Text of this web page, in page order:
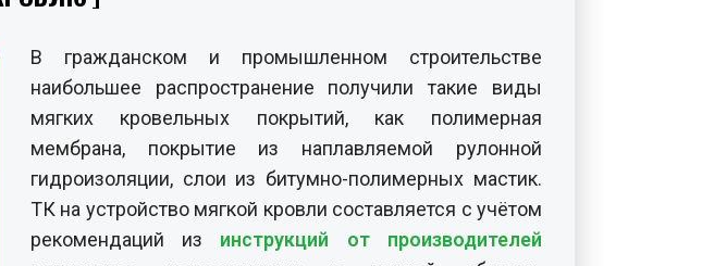
В гражданском и промышленном строительстве
наибольшее распространение получили такие виды
мягких кровельных покрытий, как полимерная
мембрана, покрытие из наплавляемой рулонной
гидроизоляции, слои из битумно-полимерных мастик.
ТК на устройство мягкой кровли составляется с учётом
рекомендаций из инструкций от производителей